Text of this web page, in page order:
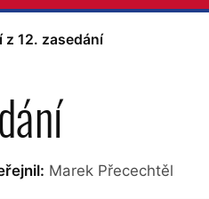
z 12. zasedání
Marek Přecechtěl